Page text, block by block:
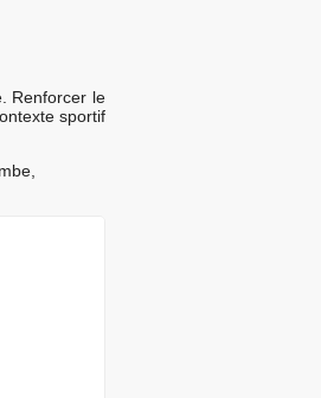
Renforcer le
sportif